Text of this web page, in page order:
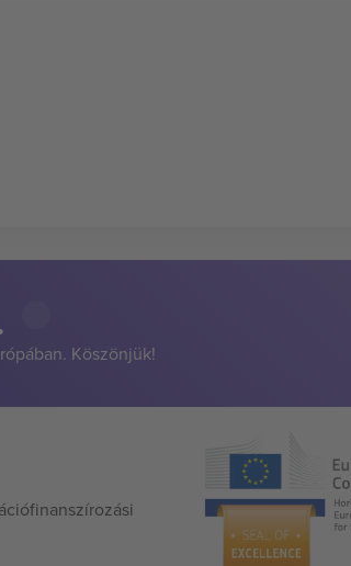
Köszönjük!